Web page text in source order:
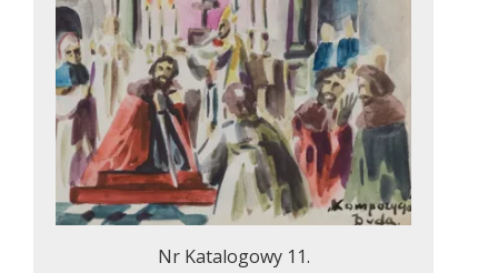
Nr Katalogowy 11.